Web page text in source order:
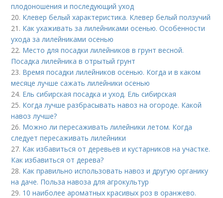
плодоношения и последующий уход
20. Клевер белый характеристика. Клевер белый ползучий
21. Как ухаживать за лилейниками осенью. Особенности
ухода за лилейниками осенью
22. Место для посадки лилейников в грунт весной.
Посадка лилейника в отрытый грунт
23. Время посадки лилейников осенью. Когда и в каком
месяце лучше сажать лилейники осенью
24. Ель сибирская посадка и уход. Ель сибирская
25. Когда лучше разбрасывать навоз на огороде. Какой
навоз лучше?
26. Можно ли пересаживать лилейники летом. Когда
следует пересаживать лилейники
27. Как избавиться от деревьев и кустарников на участке.
Как избавиться от дерева?
28. Как правильно использовать навоз и другую органику
на даче. Польза навоза для агрокультур
29. 10 наиболее ароматных красивых роз в оранжево.